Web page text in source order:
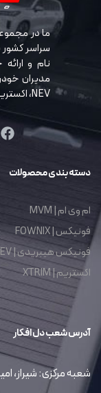
ما در
سراسر کشور
نام و
مدیران
NEV، اکستریم و… جهت ثبت نام با ما تماس بگیرید.
دسته بندی محصولات
ام وی ام | MVM
فونیکس | FOWNIX
فونیکس هیبریدی | FOWNIX NEV
اکستریم | XTRIM
آدرس شعب دل افکار
شعبه مرکزی: شیراز،